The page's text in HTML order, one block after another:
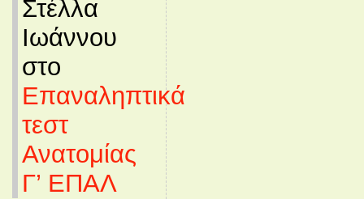
Στέλλα
Ιωάννου
στο
Επαναληπτικά
τεστ
Ανατομίας
Γ’ ΕΠΑΛ